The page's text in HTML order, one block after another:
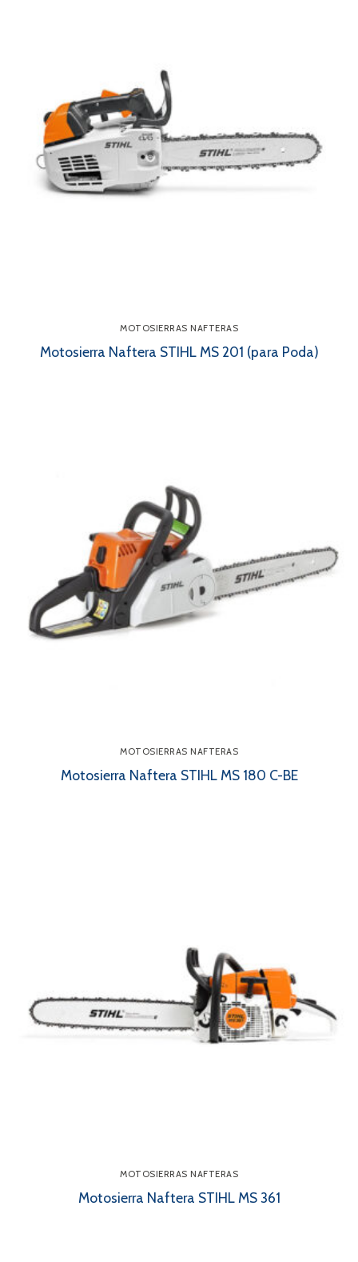
MOTOSIERRAS NAFTERAS
Motosierra Naftera STIHL MS 201 (para Poda)
MOTOSIERRAS NAFTERAS
Motosierra Naftera STIHL MS 180 C-BE
MOTOSIERRAS NAFTERAS
Motosierra Naftera STIHL MS 361